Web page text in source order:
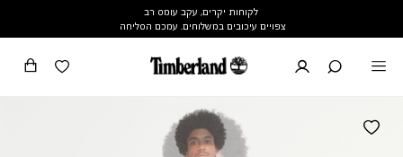
לקוחות יקרים, עקב עומס רב
צפויים עיכובים במשלוחים. עמכם הסליחה